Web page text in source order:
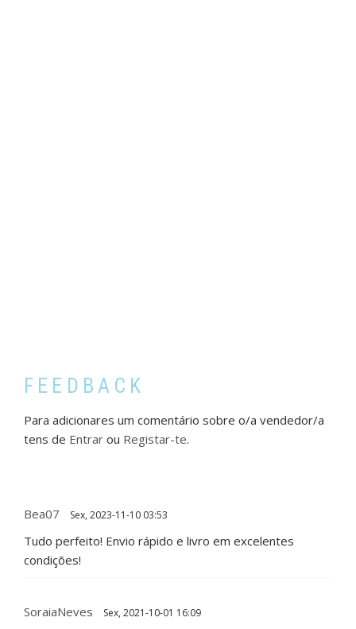
FEEDBACK
Para adicionares um comentário sobre o/a vendedor/a
tens de Entrar ou Registar-te.
Bea07 Sex, 2023-11-10 03:53
Tudo perfeito! Envio rápido e livro em excelentes
condições!
SoraiaNeves Sex, 2021-10-01 16:09